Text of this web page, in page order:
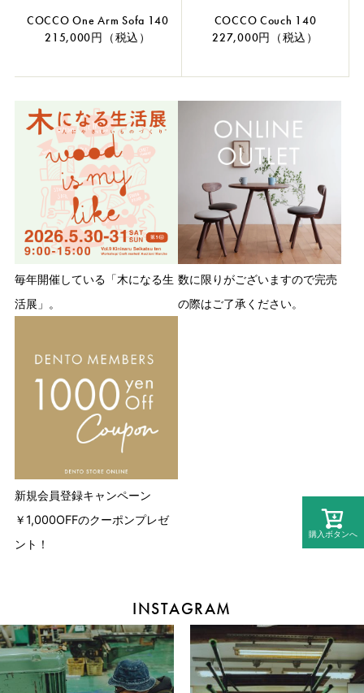
購入ボタンへ
COCCO One Arm Sofa 140
215,000円（税込）
COCCO Couch 140
227,000円（税込）
毎年開催している「木になる生
活展」。
数に限りがございますので完売
の際はご了承ください。
新規会員登録キャンペーン
￥1,000OFFのクーポンプレゼ
ント！
INSTAGRAM